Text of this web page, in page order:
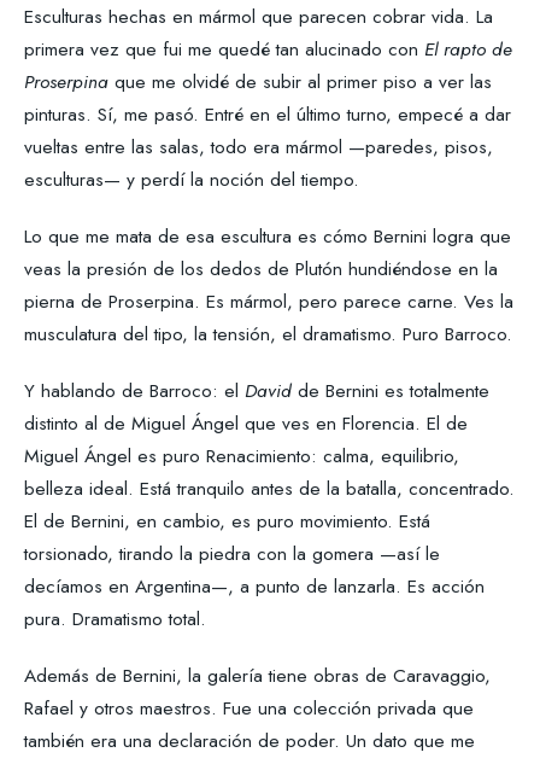
Esculturas hechas en mármol que parecen cobrar vida. La
primera vez que fui me quedé tan alucinado con El rapto de
Proserpina que me olvidé de subir al primer piso a ver las
pinturas. Sí, me pasó. Entré en el último turno, empecé a dar
vueltas entre las salas, todo era mármol —paredes, pisos,
esculturas— y perdí la noción del tiempo.
Lo que me mata de esa escultura es cómo Bernini logra que
veas la presión de los dedos de Plutón hundiéndose en la
pierna de Proserpina. Es mármol, pero parece carne. Ves la
musculatura del tipo, la tensión, el dramatismo. Puro Barroco.
Y hablando de Barroco: el David de Bernini es totalmente
distinto al de Miguel Ángel que ves en Florencia. El de
Miguel Ángel es puro Renacimiento: calma, equilibrio,
belleza ideal. Está tranquilo antes de la batalla, concentrado.
El de Bernini, en cambio, es puro movimiento. Está
torsionado, tirando la piedra con la gomera —así le
decíamos en Argentina—, a punto de lanzarla. Es acción
pura. Dramatismo total.
Además de Bernini, la galería tiene obras de Caravaggio,
Rafael y otros maestros. Fue una colección privada que
también era una declaración de poder. Un dato que me